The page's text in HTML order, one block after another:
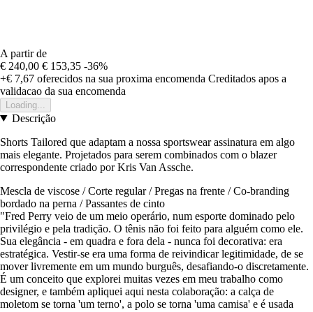
A partir de
€ 240,00 € 153,35 -36%
+€ 7,67 oferecidos na sua proxima encomenda Creditados apos a
validacao da sua encomenda
Loading...
Descrição
Shorts Tailored que adaptam a nossa sportswear assinatura em algo
mais elegante. Projetados para serem combinados com o blazer
correspondente criado por Kris Van Assche.
Mescla de viscose / Corte regular / Pregas na frente / Co-branding
bordado na perna / Passantes de cinto
"Fred Perry veio de um meio operário, num esporte dominado pelo
privilégio e pela tradição. O tênis não foi feito para alguém como ele.
Sua elegância - em quadra e fora dela - nunca foi decorativa: era
estratégica. Vestir-se era uma forma de reivindicar legitimidade, de se
mover livremente em um mundo burguês, desafiando-o discretamente.
É um conceito que explorei muitas vezes em meu trabalho como
designer, e também apliquei aqui nesta colaboração: a calça de
moletom se torna 'um terno', a polo se torna 'uma camisa' e é usada